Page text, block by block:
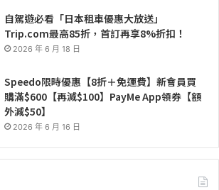
自駕遊必看「日本租車優惠大放送」
Trip.com最高85折，首訂再享8%折扣！
2026 年 6 月 18 日
Speedo限時優惠【8折＋免運費】新會員買
購滿$600【再減$100】PayMe App領券【額
外減$50】
2026 年 6 月 16 日